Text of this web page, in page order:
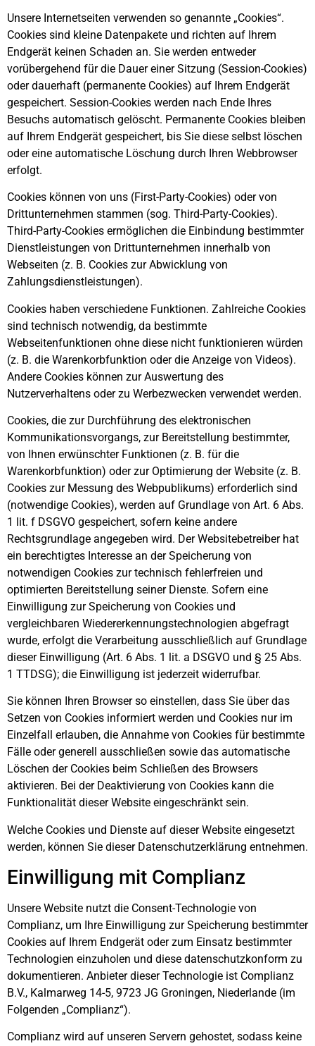
Unsere Internetseiten verwenden so genannte „Cookies“.
Cookies sind kleine Datenpakete und richten auf Ihrem
Endgerät keinen Schaden an. Sie werden entweder
vorübergehend für die Dauer einer Sitzung (Session-Cookies)
oder dauerhaft (permanente Cookies) auf Ihrem Endgerät
gespeichert. Session-Cookies werden nach Ende Ihres
Besuchs automatisch gelöscht. Permanente Cookies bleiben
auf Ihrem Endgerät gespeichert, bis Sie diese selbst löschen
oder eine automatische Löschung durch Ihren Webbrowser
erfolgt.
Cookies können von uns (First-Party-Cookies) oder von
Drittunternehmen stammen (sog. Third-Party-Cookies).
Third-Party-Cookies ermöglichen die Einbindung bestimmter
Dienstleistungen von Drittunternehmen innerhalb von
Webseiten (z. B. Cookies zur Abwicklung von
Zahlungsdienstleistungen).
Cookies haben verschiedene Funktionen. Zahlreiche Cookies
sind technisch notwendig, da bestimmte
Webseitenfunktionen ohne diese nicht funktionieren würden
(z. B. die Warenkorbfunktion oder die Anzeige von Videos).
Andere Cookies können zur Auswertung des
Nutzerverhaltens oder zu Werbezwecken verwendet werden.
Cookies, die zur Durchführung des elektronischen
Kommunikationsvorgangs, zur Bereitstellung bestimmter,
von Ihnen erwünschter Funktionen (z. B. für die
Warenkorbfunktion) oder zur Optimierung der Website (z. B.
Cookies zur Messung des Webpublikums) erforderlich sind
(notwendige Cookies), werden auf Grundlage von Art. 6 Abs.
1 lit. f DSGVO gespeichert, sofern keine andere
Rechtsgrundlage angegeben wird. Der Websitebetreiber hat
ein berechtigtes Interesse an der Speicherung von
notwendigen Cookies zur technisch fehlerfreien und
optimierten Bereitstellung seiner Dienste. Sofern eine
Einwilligung zur Speicherung von Cookies und
vergleichbaren Wiedererkennungstechnologien abgefragt
wurde, erfolgt die Verarbeitung ausschließlich auf Grundlage
dieser Einwilligung (Art. 6 Abs. 1 lit. a DSGVO und § 25 Abs.
1 TTDSG); die Einwilligung ist jederzeit widerrufbar.
Sie können Ihren Browser so einstellen, dass Sie über das
Setzen von Cookies informiert werden und Cookies nur im
Einzelfall erlauben, die Annahme von Cookies für bestimmte
Fälle oder generell ausschließen sowie das automatische
Löschen der Cookies beim Schließen des Browsers
aktivieren. Bei der Deaktivierung von Cookies kann die
Funktionalität dieser Website eingeschränkt sein.
Welche Cookies und Dienste auf dieser Website eingesetzt
werden, können Sie dieser Datenschutzerklärung entnehmen.
Einwilligung mit Complianz
Unsere Website nutzt die Consent-Technologie von
Complianz, um Ihre Einwilligung zur Speicherung bestimmter
Cookies auf Ihrem Endgerät oder zum Einsatz bestimmter
Technologien einzuholen und diese datenschutzkonform zu
dokumentieren. Anbieter dieser Technologie ist Complianz
B.V., Kalmarweg 14-5, 9723 JG Groningen, Niederlande (im
Folgenden „Complianz“).
Complianz wird auf unseren Servern gehostet, sodass keine